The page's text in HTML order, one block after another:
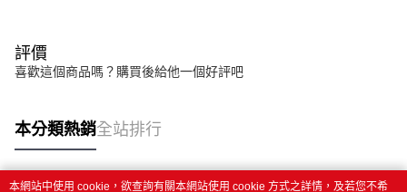
評價
喜歡這個商品嗎？購買後給他一個好評吧
本分類熱銷全站排行
本網站中使用 cookie，欲查詢有關本網站使用 cookie 方式之詳情，及若您不希